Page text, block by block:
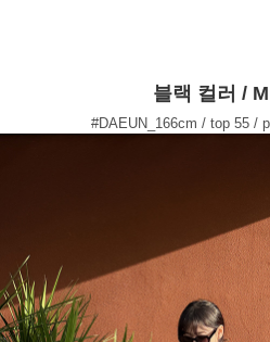
블랙 컬러 /
#DAEUN_166cm / top 55 /